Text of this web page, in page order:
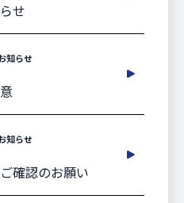
せ
知らせ
知らせ
確認のお願い